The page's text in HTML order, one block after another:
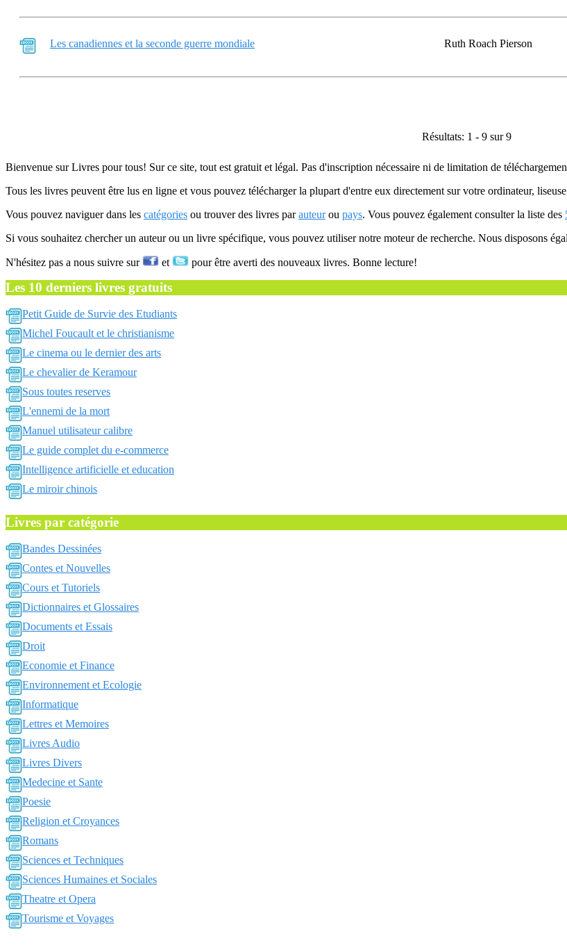
Les canadiennes et la seconde guerre mondiale Ruth Roach Pierson
Résultats: 1 - 9 sur 9
Bienvenue sur Livres pour tous! Sur ce site, tout est gratuit et légal. Pas d'inscription nécessaire ni de limitation de
Tous les livres peuvent être lus en ligne et vous pouvez télécharger la plupart d'entre eux directement sur votre ordinateur,
Vous pouvez naviguer dans les catégories ou trouver des livres parauteurou pays. Vous pouvez également consulter la liste des
Si vous souhaitez chercher un auteur ou un livre spécifique, vous pouvez utiliser notre moteur de recherche. Nous disposons
N'hésitez pas a nous suivre sur et pour être averti des nouveaux livres. Bonne lecture!
Les 10 derniers livres gratuits
Petit Guide de Survie des Etudiants
Michel Foucault et le christianisme
Le cinema ou le dernier des arts
Le chevalier de Keramour
Sous toutes reserves
L'ennemi de la mort
Manuel utilisateur calibre
Le guide complet du e-commerce
Intelligence artificielle et education
Le miroir chinois
Livres par catégorie
Bandes Dessinées
Contes et Nouvelles
Cours et Tutoriels
Dictionnaires et Glossaires
Documents et Essais
Droit
Economie et Finance
Environnement et Ecologie
Informatique
Lettres et Memoires
Livres Audio
Livres Divers
Medecine et Sante
Poesie
Religion et Croyances
Romans
Sciences et Techniques
Sciences Humaines et Sociales
Theatre et Opera
Tourisme et Voyages